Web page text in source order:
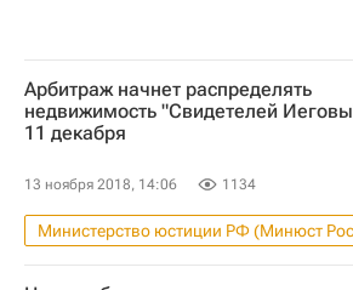
Арбитраж начнет распределять
недвижимость "Свидетелей
11 декабря
13 ноября 2018, 14:06 1134
Министерство юстиции РФ (Минюст
Новости - Недвижимость